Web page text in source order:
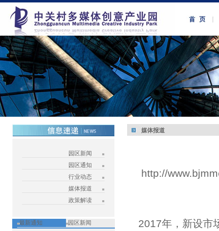
园区新闻
园区通知
行业动态
媒体报道
政策解读
最新通知 园区新闻
媒体报道
http://
2017年，新设市